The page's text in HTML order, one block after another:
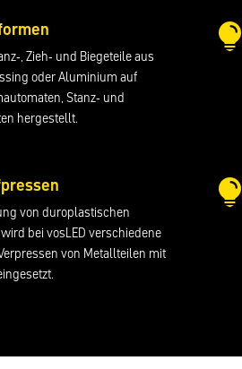
, Zieh- und Biegeteile aus
oder Aluminium auf
Stanz- und
hergestellt.

von duroplastischen
bei vosLED verschiedene
von Metallteilen mit
